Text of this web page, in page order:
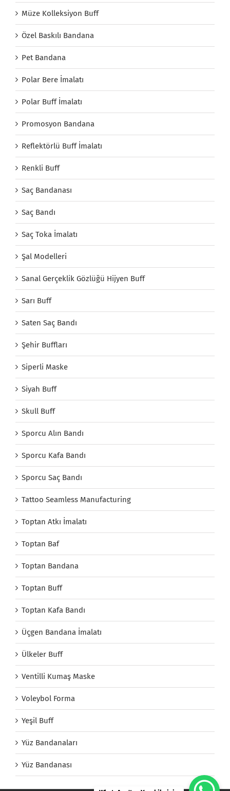
Müze Kolleksiyon Buff
Özel Baskılı Bandana
Pet Bandana
Polar Bere İmalatı
Polar Buff İmalatı
Promosyon Bandana
Reflektörlü Buff İmalatı
Renkli Buff
Saç Bandanası
Saç Bandı
Saç Toka İmalatı
Şal Modelleri
Sanal Gerçeklik Gözlüğü Hijyen Buff
Sarı Buff
Saten Saç Bandı
Şehir Buffları
Siperli Maske
Siyah Buff
Skull Buff
Sporcu Alın Bandı
Sporcu Kafa Bandı
Sporcu Saç Bandı
Tattoo Seamless Manufacturing
Toptan Atkı İmalatı
Toptan Baf
Toptan Bandana
Toptan Buff
Toptan Kafa Bandı
Üçgen Bandana İmalatı
Ülkeler Buff
Ventilli Kumaş Maske
Voleybol Forma
Yeşil Buff
Yüz Bandanaları
Yüz Bandanası